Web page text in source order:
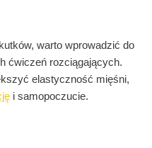
warto wprowadzić do
ćwiczeń rozciągających.
elastyczność mięśni,
i samopoczucie.